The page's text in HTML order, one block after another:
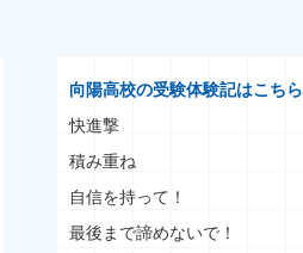
向陽高校の受験体験記はこちら
快進撃
積み重ね
自信を持って！
最後まで諦めないで！